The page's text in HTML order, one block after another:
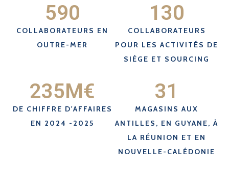
590
COLLABORATEURS EN
OUTRE-MER
130
COLLABORATEURS
POUR LES ACTIVITÉS DE
SIÈGE ET SOURCING
235M€
DE CHIFFRE D'AFFAIRES
EN 2024 -2025
31
MAGASINS AUX
ANTILLES, EN GUYANE, À
LA RÉUNION ET EN
NOUVELLE-CALÉDONIE